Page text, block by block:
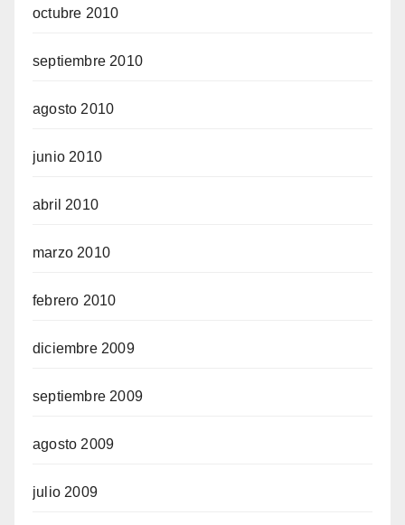
octubre 2010
septiembre 2010
agosto 2010
junio 2010
abril 2010
marzo 2010
febrero 2010
diciembre 2009
septiembre 2009
agosto 2009
julio 2009